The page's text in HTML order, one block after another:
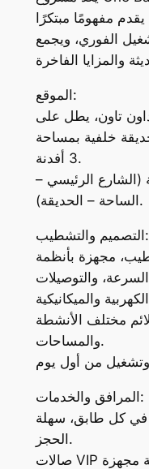
يقدم مفهومًا مبتكرًا
الفوري، ويجمع
الموقع:
تاون، يطل على
70 مترًا وحديقة خلفية بمساحة
3 أفدنة.
(الشارع الرئيسي –
الساحة – الحديقة).
التصميم والتشطيب:
مجهزة بأنظمة
السرعة، والتوصيلات
مختلف الأنشطة
والمساحات.
المرافق والخدمات:
في كل طابق، سهلة
الحجز.
صالات VIP مخصصة للاجتماعات الخاصة مجهزة